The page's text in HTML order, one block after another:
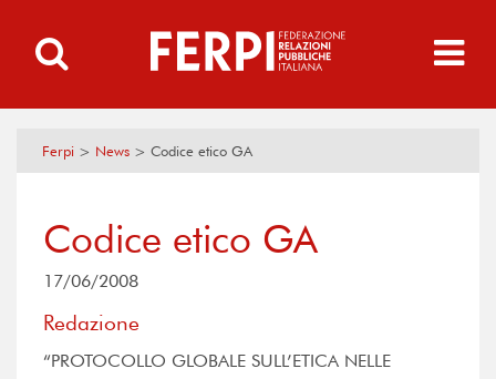
Ferpi > News > Codice etico GA
Codice etico GA
17/06/2008
Redazione
“PROTOCOLLO GLOBALE SULL’ETICA NELLE